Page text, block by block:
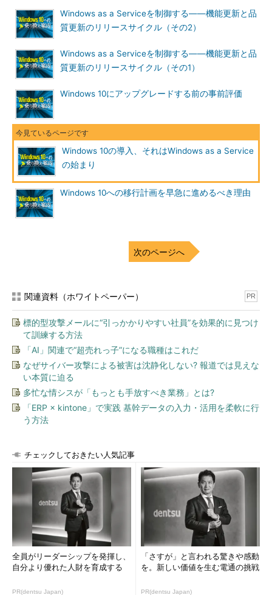
る）に移行し、そのバージョンのWindows 10 Enterprise LTSBを
永続ライセンスとして使用し続けることもできます。Windows
10 Enterprise LTSBには、以前のバージョンのWindowsと同様
の、最低10年（メインストリーム5年＋延長サポート5年）の長期
サポートが提供されます。
Windows 10の導入により、OSのサポート期限について心配す
る必要がなくなる一方で、アップグレードの機会は増え、継続的
に行っていく必要が出てきます。OSのアップグレードは、以前
は簡単に行えるようなものではなく、計画的かつ慎重に実施すべ
きプロジェクトでした。
Windows 10では、WaaSがスムーズに進むように、以前のバー
ジョンのWindowsと比べて展開が簡素化されています。例えば、
「Windows Update」や「Windows Server Update
Services（WSUS）」の更新プロセスの一部として、個人設定や
機能更新プログラムと呼ばれる新しいバージョンにアップグレー
）。
画面1 OS展開に対応したソフトウェア配布システムを導入
しなくても、Windows UpdateやWSUSを通じて、Window
s 10の新バージョンを配布し、自動化されたアップグレード
しかしながら、企業のIT部門がハードウェアやアプリケーショ
ンの互換性問題に対応しなくてもよくなるわけではありません。
最低10年の長期サポートが受けられるLTSBは、1つの解決策にな
るかもしれませんが、LTSBの採用は単に従来の方式をそのまま
続けるというだけです。前回説明したように、LTSBは汎用的な
ビジネス用途には向いていないのです。
WaaSの既定は常に最新、企業向けには4カ月遅
れの安定版
Windows as a Serviceを制御する――機能更新と品
質更新のリリースサイクル（その2）
Windows as a Serviceを制御する――機能更新と品
質更新のリリースサイクル（その1）
Windows 10にアップグレードする前の事前評価
Windows 10の導入、それはWindows as a Service
の始まり
Windows 10への移行計画を早急に進めるべき理由
次のページへ
関連資料（ホワイトペーパー） PR
標的型攻撃メールに“引っかかりやすい社員”を効果的に見つけ
て訓練する方法
「AI」関連で“超売れっ子”になる職種はこれだ
なぜサイバー攻撃による被害は沈静化しない? 報道では見えな
い本質に迫る
多忙な情シスが「もっとも手放すべき業務」とは?
「ERP × kintone」で実践 基幹データの入力・活用を柔軟に行
う方法
チェックしておきたい人気記事
全員がリーダーシップを発揮し、
自分より優れた人財を育成する
PR(dentsu Japan)
「さすが」と言われる驚きや感動
を。新しい価値を生む電通の挑戦
PR(dentsu Japan)